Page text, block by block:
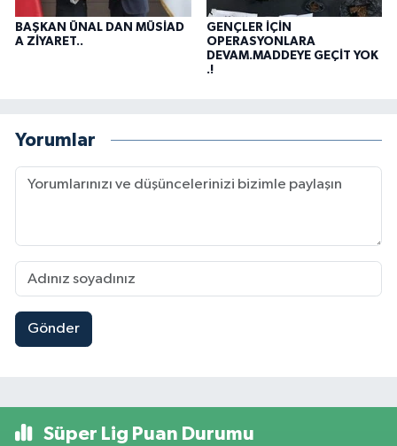
BAŞKAN ÜNAL DAN MÜSİAD
A ZİYARET..
GENÇLER İÇİN
OPERASYONLARA
DEVAM.MADDEYE GEÇİT YOK
.!
Yorumlar
Gönder
Süper Lig Puan Durumu